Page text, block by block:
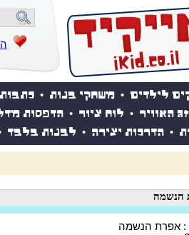
לילדים • משחקי בנות •
האוויר • לוח ציור • הדפסות
• הדרכות יצירה • לבנות בלבד
תחזית מזג האוויר השבוע? לחצו כאן!
הנשמה
: אפרת הנשמה